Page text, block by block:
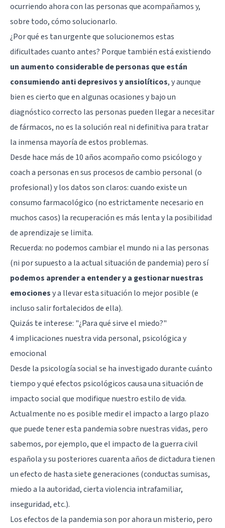
ocurriendo ahora con las personas que acompañamos y,
sobre todo, cómo solucionarlo.
¿Por qué es tan urgente que solucionemos estas
dificultades cuanto antes? Porque también está existiendo
un aumento considerable de personas que están
consumiendo anti depresivos y ansiolíticos, y aunque
bien es cierto que en algunas ocasiones y bajo un
diagnóstico correcto las personas pueden llegar a necesitar
de fármacos, no es la solución real ni definitiva para tratar
la inmensa mayoría de estos problemas.
Desde hace más de 10 años acompaño como psicólogo y
coach a personas en sus procesos de cambio personal (o
profesional) y los datos son claros: cuando existe un
consumo farmacológico (no estrictamente necesario en
muchos casos) la recuperación es más lenta y la posibilidad
de aprendizaje se limita.
Recuerda: no podemos cambiar el mundo ni a las personas
(ni por supuesto a la actual situación de pandemia) pero sí
podemos aprender a entender y a gestionar nuestras
emocionesy a llevar esta situación lo mejor posible (e
incluso salir fortalecidos de ella).
Quizás te interese: "¿Para qué sirve el miedo?"
4 implicaciones nuestra vida personal, psicológica y
emocional
Desde la psicología social se ha investigado durante cuánto
tiempo y qué efectos psicológicos causa una situación de
impacto social que modifique nuestro estilo de vida.
Actualmente no es posible medir el impacto a largo plazo
que puede tener esta pandemia sobre nuestras vidas, pero
sabemos, por ejemplo, que el impacto de la guerra civil
española y su posteriores cuarenta años de dictadura tienen
un efecto de hasta siete generaciones (conductas sumisas,
miedo a la autoridad, cierta violencia intrafamiliar,
inseguridad, etc.).
Los efectos de la pandemia son por ahora un misterio, pero